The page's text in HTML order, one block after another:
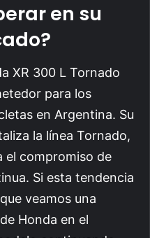
en su
XR 300 L Tornado
para los
en Argentina. Su
la línea Tornado,
el compromiso de
Si esta tendencia
veamos una
Honda en el